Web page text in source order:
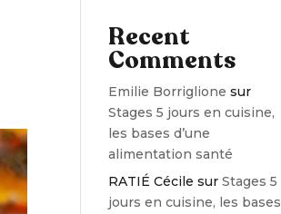
Recent
Comments
Emilie Borriglione sur
Stages 5 jours en cuisine,
les bases d’une
alimentation santé
RATIÉ Cécile surStages 5
jours en cuisine, les bases